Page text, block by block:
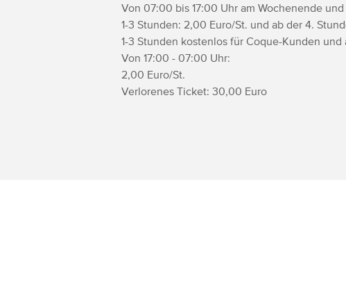
Von 07:00 bis 17:00 Uhr am Wochenende
1-3 Stunden: 2,00 Euro/St. und ab der 4.
1-3 Stunden kostenlos für Coque-Kunden und
Von 17:00 - 07:00 Uhr:
2,00 Euro/St.
Verlorenes Ticket: 30,00 Euro